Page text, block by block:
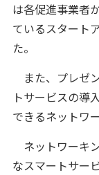
は各促進事業者
ているスタート
た。
また、プレゼ
トサービスの導
できるネットワ
ネットワーキ
なスマートサー